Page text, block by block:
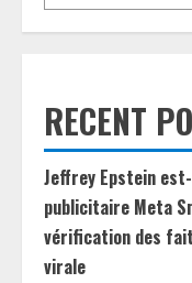
RECENT
Jeffrey Epstein
publicitaire Meta
vérification des
virale